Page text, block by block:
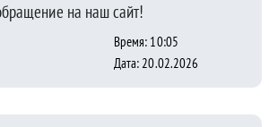
на наш сайт!
Время: 10:05
Дата: 20.02.2026